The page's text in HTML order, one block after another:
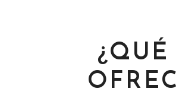
¿QUÉ
OFREC